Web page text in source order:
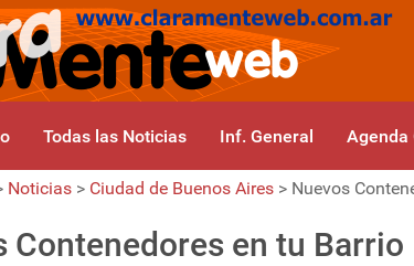
Todas las Noticias Inf. General Agenda
Noticias > Ciudad de Buenos Aires > Nuevos
Contenedores en tu Barrio